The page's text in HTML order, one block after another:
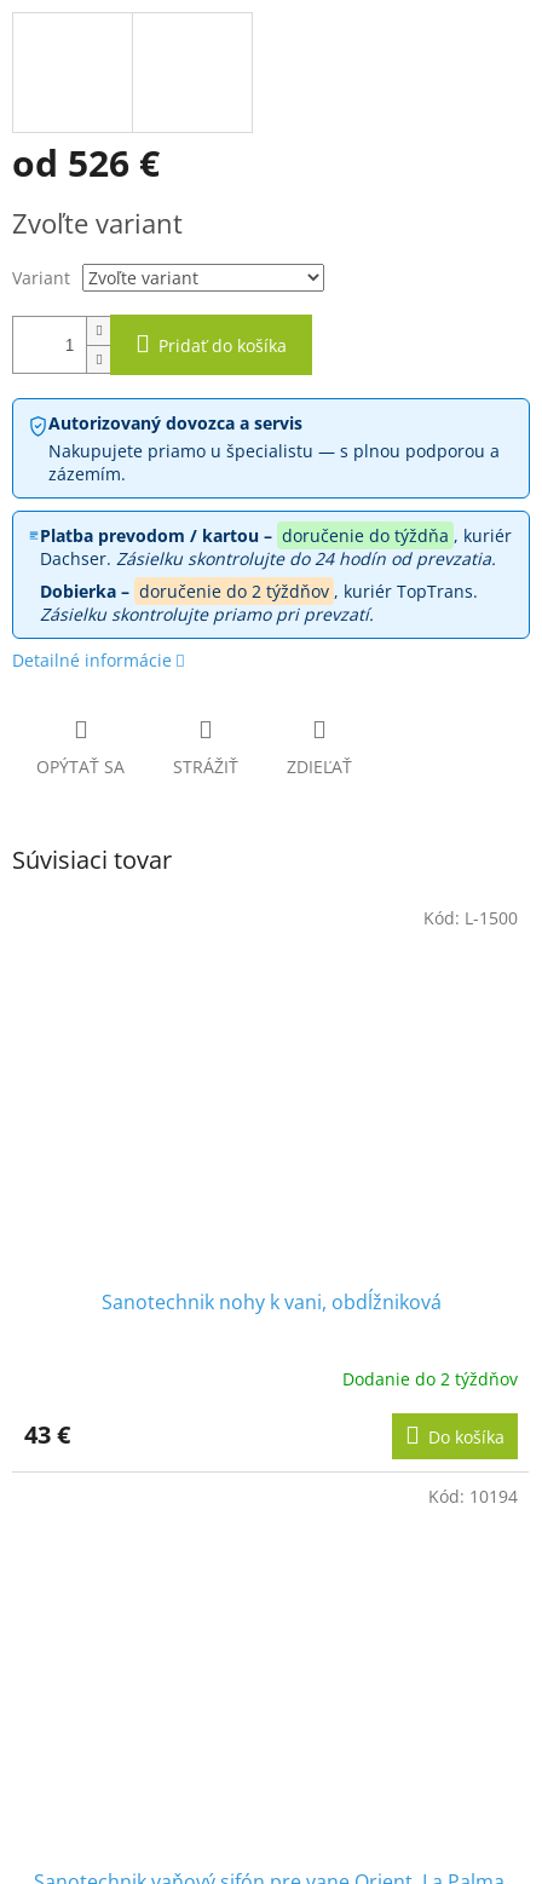
od 526 €
cena:
Zvoľte variant
Variant
Pridať do košíka
Autorizovaný dovozca a servis
Nakupujete priamo u špecialistu — s plnou podporou a
zázemím.
Platba prevodom / kartou – doručenie do týždňa , kuriér
Dachser.Zásielku skontrolujte do 24 hodín od prevzatia.
Dobierka – doručenie do 2 týždňov , kuriér TopTrans.
Zásielku skontrolujte priamo pri prevzatí.
Detailné informácie
OPÝTAŤ SA STRÁŽIŤ ZDIEĽAŤ
Súvisiaci tovar
Sanotechnik nohy k vani, obdĺžniková
Dodanie do 2 týždňov
43 € Do košíka
Kód: L-1500
Kód: 10194